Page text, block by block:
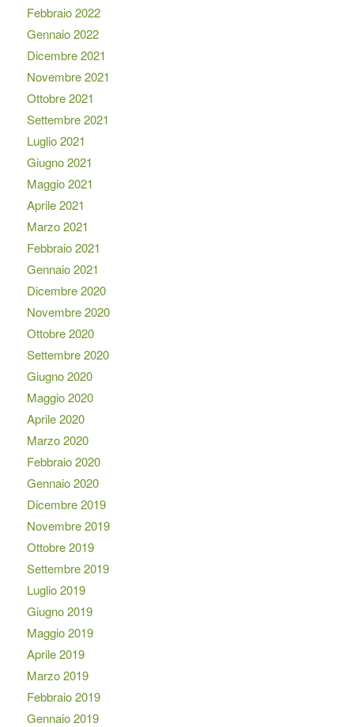
Febbraio 2022
Gennaio 2022
Dicembre 2021
Novembre 2021
Ottobre 2021
Settembre 2021
Luglio 2021
Giugno 2021
Maggio 2021
Aprile 2021
Marzo 2021
Febbraio 2021
Gennaio 2021
Dicembre 2020
Novembre 2020
Ottobre 2020
Settembre 2020
Giugno 2020
Maggio 2020
Aprile 2020
Marzo 2020
Febbraio 2020
Gennaio 2020
Dicembre 2019
Novembre 2019
Ottobre 2019
Settembre 2019
Luglio 2019
Giugno 2019
Maggio 2019
Aprile 2019
Marzo 2019
Febbraio 2019
Gennaio 2019